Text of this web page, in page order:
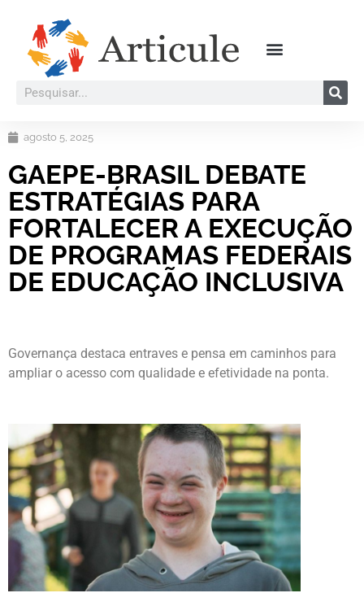
agosto 5, 2025
GAEPE-BRASIL DEBATE
ESTRATÉGIAS PARA
FORTALECER A EXECUÇÃO
DE PROGRAMAS FEDERAIS
DE EDUCAÇÃO INCLUSIVA
Governança destaca entraves e pensa em caminhos para
ampliar o acesso com qualidade e efetividade na ponta.